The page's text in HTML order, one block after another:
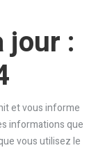
jour :
et vous informe
informations que
vous utilisez le